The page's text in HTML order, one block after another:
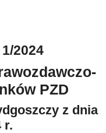
2024
PZD
z dnia
r.